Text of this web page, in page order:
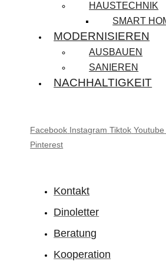
HAUSTECHNIK
SMART
MODERNISIEREN
AUSBAUEN
SANIEREN
NACHHALTIGKEIT
Facebook Instagram Tiktok Youtube
Pinterest
Kontakt
Dinoletter
Beratung
Kooperation